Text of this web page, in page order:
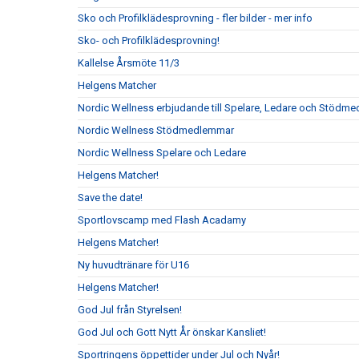
Sko och Profilklädesprovning - fler bilder - mer info
Sko- och Profilklädesprovning!
Kallelse Årsmöte 11/3
Helgens Matcher
Nordic Wellness erbjudande till Spelare, Ledare och
Nordic Wellness Stödmedlemmar
Nordic Wellness Spelare och Ledare
Helgens Matcher!
Save the date!
Sportlovscamp med Flash Acadamy
Helgens Matcher!
Ny huvudtränare för U16
Helgens Matcher!
God Jul från Styrelsen!
God Jul och Gott Nytt År önskar Kansliet!
Sportringens öppettider under Jul och Nyår!